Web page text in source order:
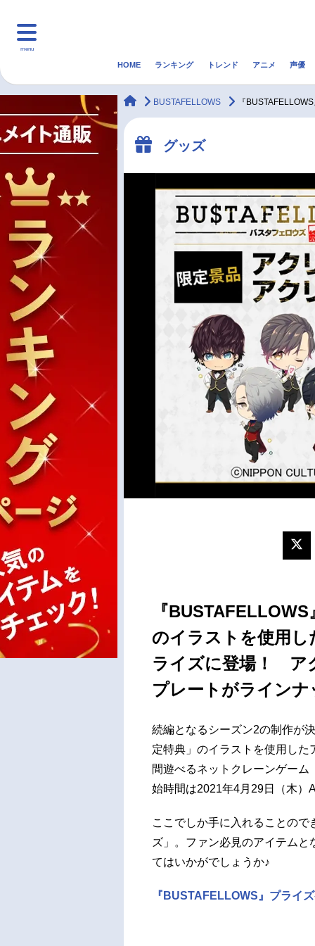
menu
マンガ・ラノベ ゲーム・アプリ
アニメ記事一覧
声優記事一覧
HOME ランキング トレンド アニメ 声優
animateTimes
BUSTAFELLOWS 『
グッズ
『
のイラストを使用
ライズに登場！ ア
プレートがラインナ
続編となるシーズン2の制作が
定特典」のイラストを使用し
間遊べるネットクレーンゲー
始時間は2021年4月29日（木）
ここでしか手に入れることの
ズ」。ファン必見のアイテム
てはいかがでしょうか♪
『BUSTAFELLOWS』プライ